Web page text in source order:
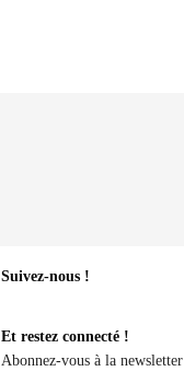
Suivez-nous !
Et restez connecté !
Abonnez-vous à la newsletter